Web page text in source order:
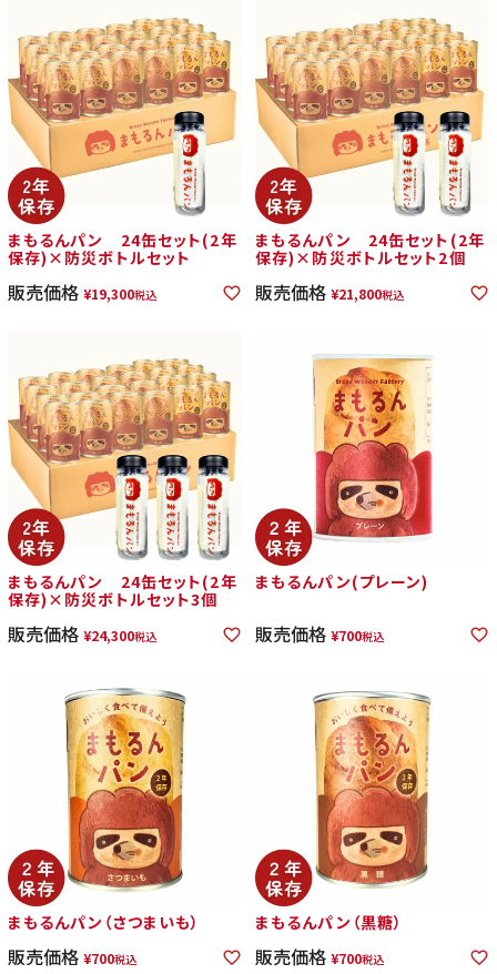
まもるんパン 24缶セット(2年
保存)×防災ボトルセット
販売価格 ¥19,300税込
まもるんパン 24缶セット(2年
保存)×防災ボトルセット2個
販売価格 ¥21,800税込
まもるんパン 24缶セット(2年
保存)×防災ボトルセット3個
販売価格 ¥24,300税込
まもるんパン(プレーン)
販売価格 ¥700税込
まもるんパン（さつまいも）
販売価格 ¥700税込
まもるんパン（黒糖）
販売価格 ¥700税込